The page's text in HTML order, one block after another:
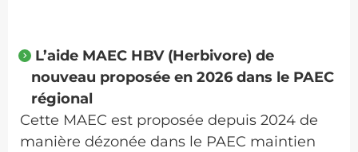
L’aide MAEC HBV (Herbivore) de
nouveau proposée en 2026 dans le PAEC
régional
Cette MAEC est proposée depuis 2024 de
manière dézonée dans le PAEC maintien